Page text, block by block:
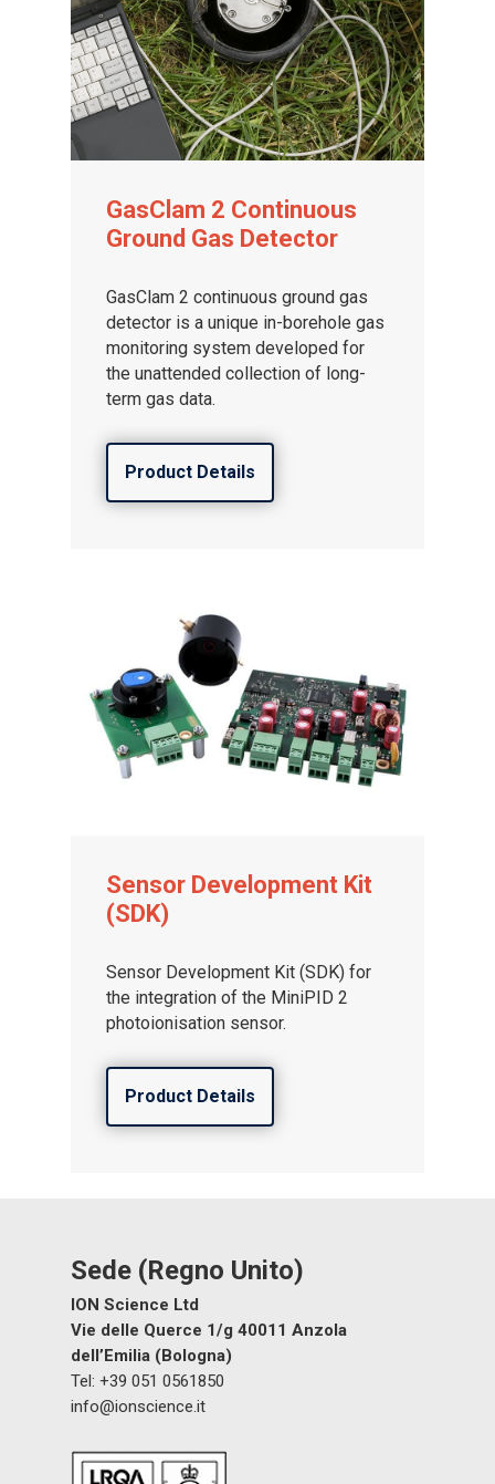
GasClam 2 Continuous
Ground Gas Detector
GasClam 2 continuous ground gas
detector is a unique in-borehole gas
monitoring system developed for
the unattended collection of long-
term gas data.
Product Details
Sensor Development Kit
(SDK)
Sensor Development Kit (SDK) for
the integration of the MiniPID 2
photoionisation sensor.
Product Details
Sede (Regno Unito)
ION Science Ltd
Vie delle Querce 1/g 40011 Anzola
dell’Emilia (Bologna)
Tel: +39 051 0561850
info@ionscience.it